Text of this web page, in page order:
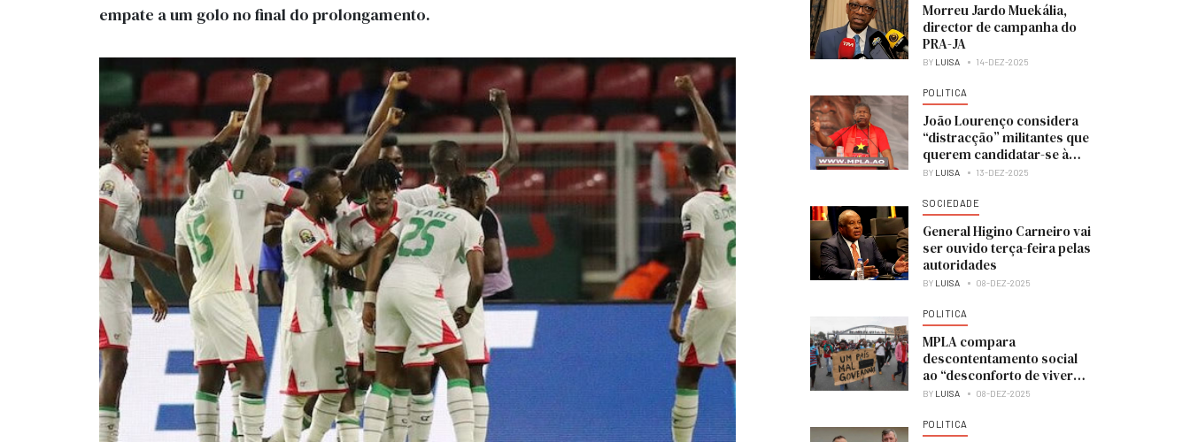
empate a um golo no final do prolongamento.
Morreu Jardo Muekália,
director de campanha do
PRA-JA
BY LUISA 14-DEZ-2025
POLITICA
João Lourenço considera
“distracção” militantes que
querem candidatar-se à
liderança do MPLA
BY LUISA 13-DEZ-2025
SOCIEDADE
General Higino Carneiro vai
ser ouvido terça-feira pelas
autoridades
BY LUISA 08-DEZ-2025
POLITICA
MPLA compara
descontentamento social
ao “desconforto de viver
numa casa em obras”
BY LUISA 08-DEZ-2025
POLITICA